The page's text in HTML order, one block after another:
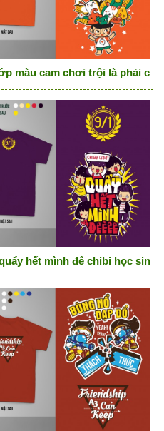
màu cam chơi trội là phải có
hết mình đê chibi học sinh